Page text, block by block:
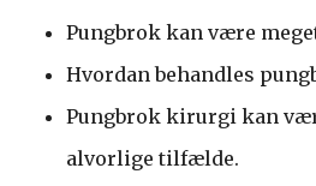
Pungbrok kan være
Hvordan behandles
Pungbrok kirurgi kan
alvorlige tilfælde.